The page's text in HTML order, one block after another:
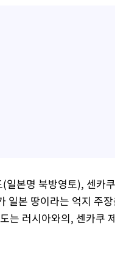
일본명 북방영토), 센카
일본 땅이라는 억지 주
는 러시아와의, 센카쿠